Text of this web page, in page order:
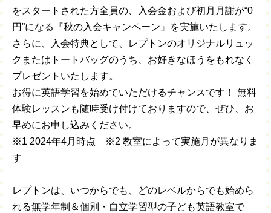
をスタートされた方全員の、入会金および初月月謝が“0
円”になる『秋の入会キャンペーン』を実施いたします。
さらに、入会特典として、レプトンのオリジナルリュッ
クまたはトートバッグのうち、お好きなほうをもれなく
プレゼントいたします。
お得に英語学習を始めていただけるチャンスです！ 無料
体験レッスンも随時受け付けておりますので、ぜひ、お
早めにお申し込みください。
※1 2024年4月時点 ※2 教室によって実施月が異なりま
す
レプトンは、いつからでも、どのレベルからでも始めら
れる無学年制＆個別・自立学習型の子ども英語教室で